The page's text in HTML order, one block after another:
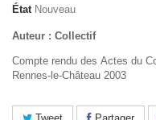
État Nouveau
Auteur : Collectif
Compte rendu des Actes du
Rennes-le-Château 2003